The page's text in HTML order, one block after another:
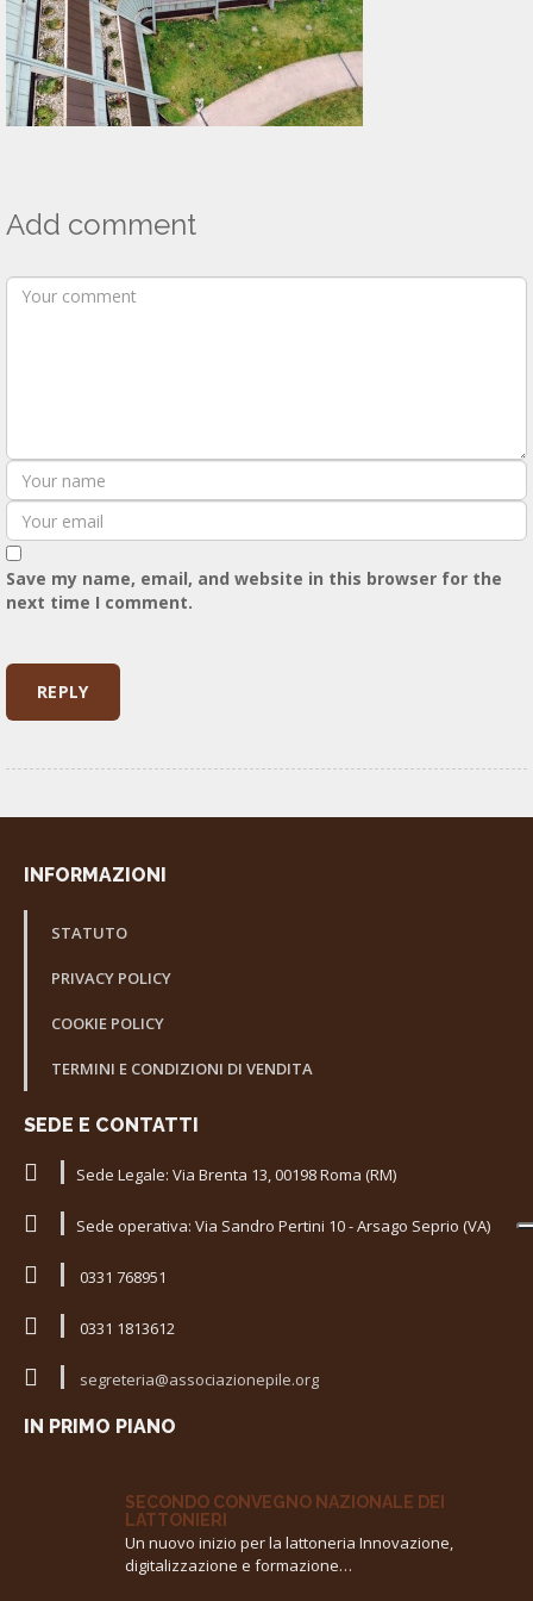
Add comment
Save my name, email, and website in this browser for the
next time I comment.
INFORMAZIONI
STATUTO
PRIVACY POLICY
COOKIE POLICY
TERMINI E CONDIZIONI DI VENDITA
SEDE E CONTATTI
Sede Legale: Via Brenta 13, 00198 Roma (RM)
Sede operativa: Via Sandro Pertini 10 - Arsago Seprio (VA)
0331 768951
0331 1813612
segreteria@associazionepile.org
IN PRIMO PIANO
SECONDO CONVEGNO NAZIONALE DEI
LATTONIERI
Un nuovo inizio per la lattoneria Innovazione,
digitalizzazione e formazione…